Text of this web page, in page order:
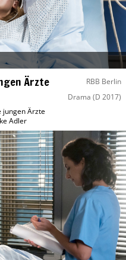
Ärzte RBB Berlin
Drama (D 2017)
jungen Ärzte
Adler